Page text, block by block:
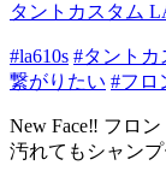
タントカスタム
#la610s #タントカ
繋がりたい #フロ
New Face‼︎ フロ
汚れてもシャン